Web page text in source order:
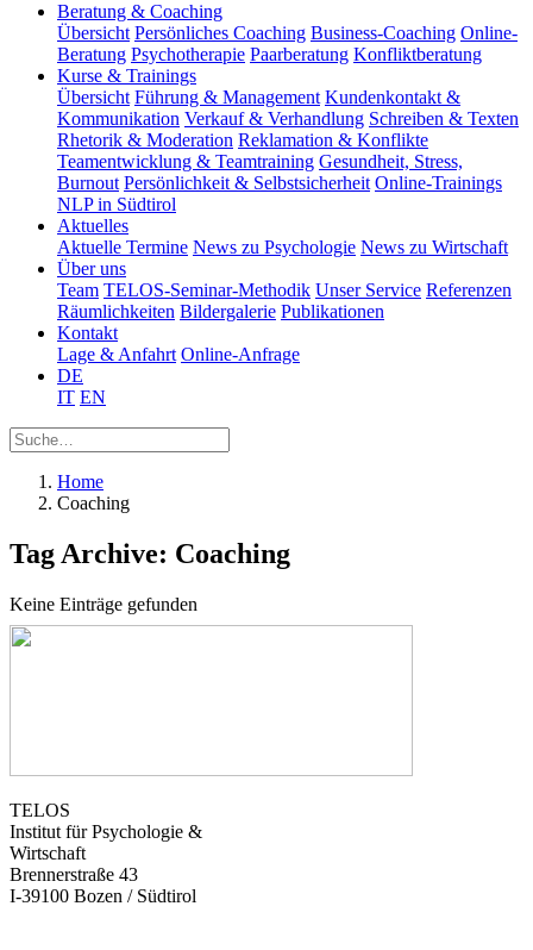
Beratung & Coaching
Übersicht Persönliches Coaching Business-Coaching Online-
Beratung Psychotherapie Paarberatung Konfliktberatung
Kurse & Trainings
Übersicht Führung & Management Kundenkontakt &
Kommunikation Verkauf & Verhandlung Schreiben & Texten
Rhetorik & Moderation Reklamation & Konflikte
Teamentwicklung & Teamtraining Gesundheit, Stress,
Burnout Persönlichkeit & Selbstsicherheit Online-Trainings
NLP in Südtirol
Aktuelles
Aktuelle Termine News zu Psychologie News zu Wirtschaft
Über uns
Team TELOS-Seminar-Methodik Unser Service Referenzen
Räumlichkeiten Bildergalerie Publikationen
Kontakt
Lage & Anfahrt Online-Anfrage
DE
IT EN
Home
Coaching
Tag Archive: Coaching
Keine Einträge gefunden
TELOS
Institut für Psychologie &
Wirtschaft
Brennerstraße 43
I-39100 Bozen / Südtirol